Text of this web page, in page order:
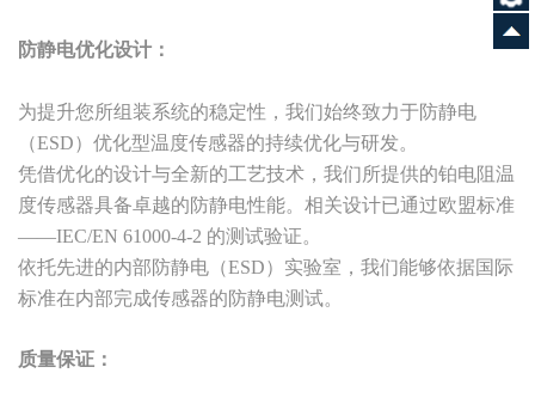
防静电优化设计：
为提升您所组装系统的稳定性，我们始终致力于防静电
（ESD）优化型温度传感器的持续优化与研发。
凭借优化的设计与全新的工艺技术，我们所提供的铂电阻温
度传感器具备卓越的防静电性能。相关设计已通过欧盟标准
——IEC/EN 61000-4-2 的测试验证。
依托先进的内部防静电（ESD）实验室，我们能够依据国际
标准在内部完成传感器的防静电测试。
质量保证：